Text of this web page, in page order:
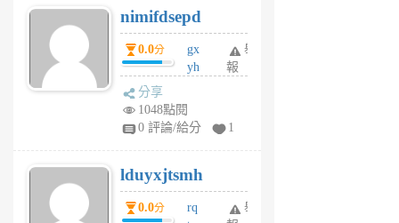
U
5
個
月
nimifdsepd
0.0分
gx
yh
jl
月
前
舉
報
分享
1048點閱
0 評論/給分
1
lduyxjtsmh
0.0分
rq
舉